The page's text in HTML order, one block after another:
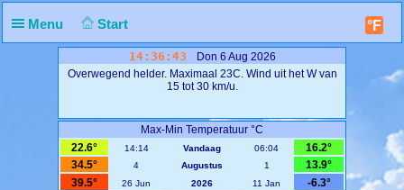
Menu Start °F
14:36:43
Don 6 Aug 2026
Overwegend helder. Maximaal 23C. Wind uit het W van
15 tot 30 km/u.
Max-Min Temperatuur °C
22.6°
14:14 Vandaag 06:04
16.2°
34.5°
4 Augustus 1
13.9°
39.5°
26 Jun 2026 11 Jan
-6.3°